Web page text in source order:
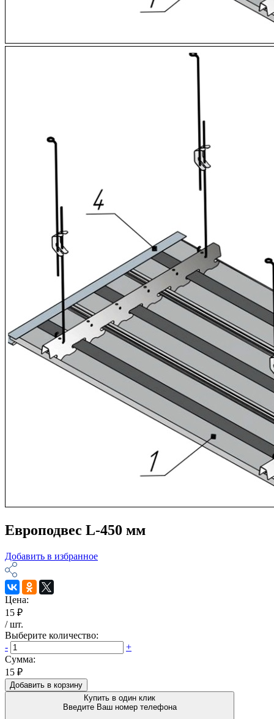
Европодвес L-450 мм
Добавить в избранное
Цена:
15 ₽
/шт.
Выберите количество:
-
+
Сумма:
15 ₽
Добавить в корзину
Купить в один клик
Введите Ваш номер телефона